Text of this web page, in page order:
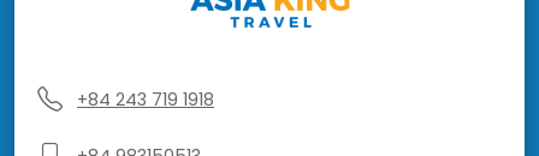
+84 243 719 1918